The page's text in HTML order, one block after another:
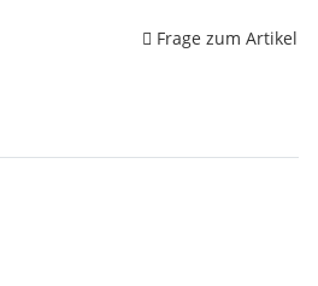
Frage zum Artikel